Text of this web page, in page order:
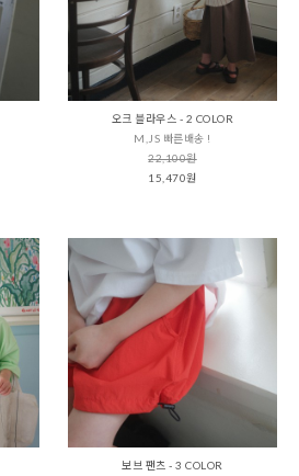
오크 블라우스 - 2 COLOR
M,JS 빠른배송 !
22,100원
15,470원
보브 팬츠 - 3 COLOR